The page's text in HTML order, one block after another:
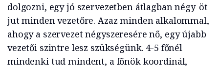
dolgozni, egy jó szervezetben átlagban négy-öt
jut minden vezetőre. Azaz minden alkalommal,
ahogy a szervezet négyszeresére nő, egy újabb
vezetői szintre lesz szükségünk. 4-5 főnél
mindenki tud mindent, a főnök koordinál,